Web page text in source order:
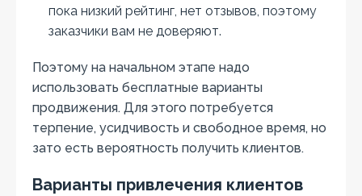
пока низкий рейтинг, нет отзывов, поэтому
заказчики вам не доверяют.
Поэтому на начальном этапе надо
использовать бесплатные варианты
продвижения. Для этого потребуется
терпение, усидчивость и свободное время, но
зато есть вероятность получить клиентов.
Варианты привлечения клиентов